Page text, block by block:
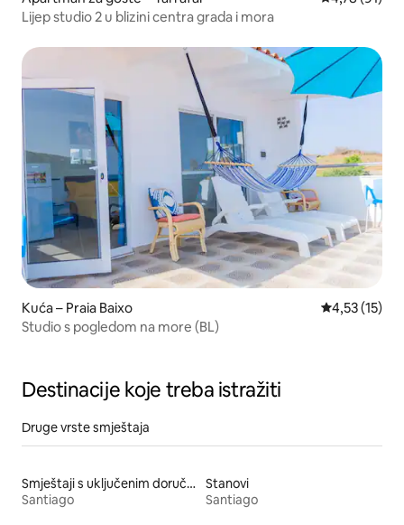
Lijep studio 2 u blizini centra grada i mora
Kuća – Praia Baixo Prosječna
4,53 (15)
Studio s pogledom na more (BL)
Destinacije koje treba istražiti
Druge vrste smještaja
Smještaji s uključenim doručkom
Santiago
Stanovi
Santiago